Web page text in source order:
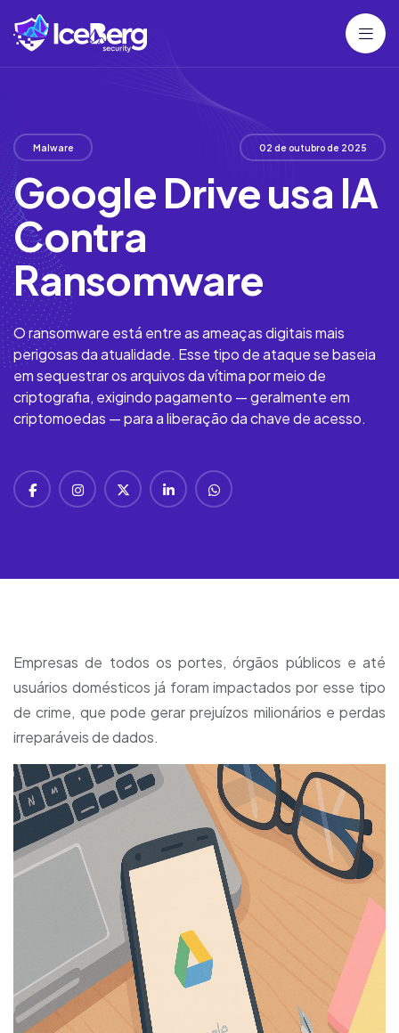
Malware 02 de outubro de 2025
Google Drive usa IA
Contra
Ransomware
O ransomware está entre as ameaças digitais mais
perigosas da atualidade. Esse tipo de ataque se baseia
em sequestrar os arquivos da vítima por meio de
criptografia, exigindo pagamento — geralmente em
criptomoedas — para a liberação da chave de acesso.
Empresas de todos os portes, órgãos públicos e até
usuários domésticos já foram impactados por esse tipo
de crime, que pode gerar prejuízos milionários e perdas
irreparáveis de dados.